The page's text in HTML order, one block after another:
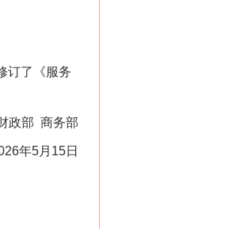
订了《服务
部 商务部
年5月15日